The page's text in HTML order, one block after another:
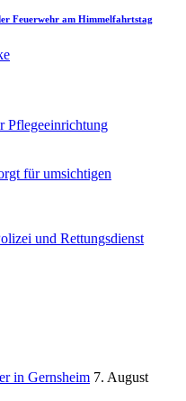
Feuerwehr am Himmelfahrtstag
Pflegeeinrichtung
für umsichtigen
und Rettungsdienst
in Gernsheim 7. August